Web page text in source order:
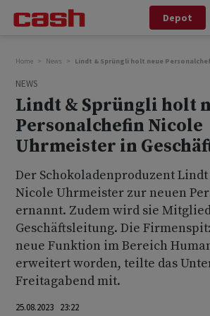
Depot
Home News Lindt & Sprüngli holt neue
NEWS
Lindt & Sprüngli holt
Personalchefin Nicole
Uhrmeister in
Der Schokoladenproduzent
Nicole Uhrmeister zur neuen
ernannt. Zudem wird sie
Geschäftsleitung. Die
neue Funktion im Bereich
erweitert worden, teilte das
Freitagabend mit.
25.08.2023 23:22